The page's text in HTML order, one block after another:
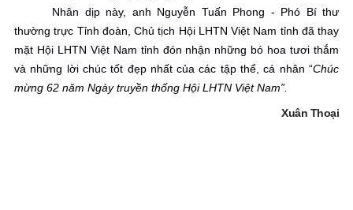
Nhân dịp này, anh Nguyễn Tuấn Phong - Phó Bí thư
thường trực Tỉnh đoàn, Chủ tịch Hội LHTN Việt Nam tỉnh đã thay
mặt Hội LHTN Việt Nam tỉnh đón nhận những bó hoa tươi thắm
và những lời chúc tốt đẹp nhất của các tập thể, cá nhân “Chúc
mừng 62 năm Ngày truyền thống Hội LHTN Việt Nam”.
Xuân Thoại